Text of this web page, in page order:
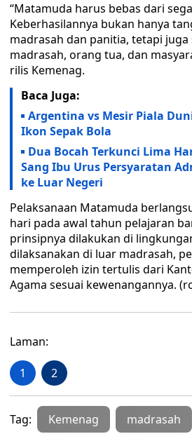
“Matamuda harus bebas dari
Keberhasilannya bukan hanya
madrasah dan panitia, tetapi
madrasah, orang tua, dan
rilis Kemenag.
Baca Juga:
Argentina vs Mesir Piala
Ikon Sepak Bola
Dua Bocah Terkunci Lima
Sang Ibu Urus Persyaratan
ke Luar Negeri
Pelaksanaan Matamuda
hari pada awal tahun pelajaran
prinsipnya dilakukan di
dilaksanakan di luar madrasah,
memperoleh izin tertulis dari
Agama sesuai kewenangannya.
Laman:
1 2
Tag: Kemenag madrasah